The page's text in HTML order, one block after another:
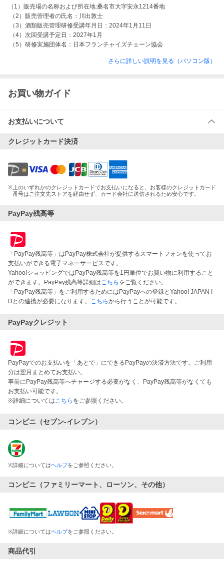
（1）販売場の名称および所在地:桑名市大字安永1214番地
（5）研修実施団体名：日本フランチャイズチェーン協会
さらに詳しい説明を見る（パソコン版）
お買い物ガイド
お支払いについて
クレジットカード決済
※ 上のいずれかのクレジットカードでお支払いになると、お客様のクレジットカード
番号はご注文先ストアを経由せず、カード会社に送信されるため安心です。
PayPay残高等
「PayPay残高等」はPayPay株式会社が提供するスマートフォンを使ってお
支払いができる電子マネーサービスです。
Yahoo!ショッピングではPayPay残高等を1円単位でお買い物に利用すること
ができます。PayPay残高等詳細は こちら をご覧ください。
「PayPay残高等」をご利用するためにはPayPayへの登録とYahoo! JAPAN I
Dとの連携が必要になります。
こちらから行うことが可能です。
PayPayクレジット
PayPayでのお支払いを「あとで」にできるPayPayの決済方法です。ご利用
分は翌月まとめてお支払い。
事前にPayPay残高等へチャージする必要がなく、PayPay残高等がなくても
お支払い可能です。
※詳細については こちら をご参照ください。
コンビニ（セブン-イレブン）
※詳細についてはヘルプをご参照ください。
コンビニ（ファミリーマート、ローソン、その他）
※詳細についてはヘルプをご参照ください。
商品代引